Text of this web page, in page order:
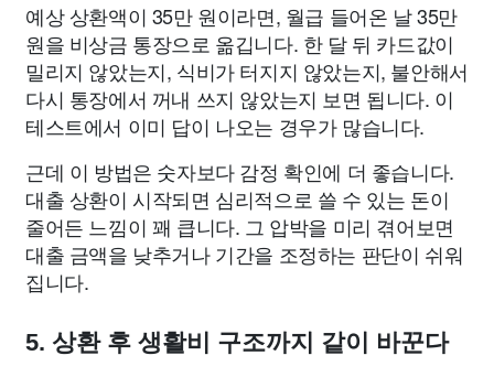
예상 상환액이 35만 원이라면, 월급 들어온 날 35만
원을 비상금 통장으로 옮깁니다. 한 달 뒤 카드값이
밀리지 않았는지, 식비가 터지지 않았는지, 불안해서
다시 통장에서 꺼내 쓰지 않았는지 보면 됩니다. 이
테스트에서 이미 답이 나오는 경우가 많습니다.
근데 이 방법은 숫자보다 감정 확인에 더 좋습니다.
대출 상환이 시작되면 심리적으로 쓸 수 있는 돈이
줄어든 느낌이 꽤 큽니다. 그 압박을 미리 겪어보면
대출 금액을 낮추거나 기간을 조정하는 판단이 쉬워
집니다.
5. 상환 후 생활비 구조까지 같이 바꾼다